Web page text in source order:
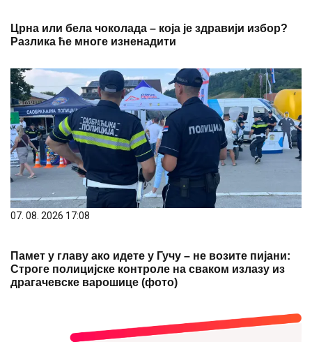
Црна или бела чоколада – која је здравији избор?
Разлика ће многе изненадити
07. 08. 2026 17:08
Памет у главу ако идете у Гучу – не возите пијани:
Строге полицијске контроле на сваком излазу из
драгачевске варошице (фото)